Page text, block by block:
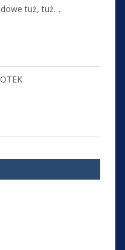
tuż, tuż…